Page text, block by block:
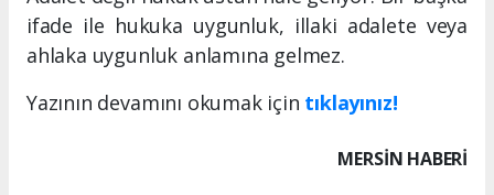
ifade ile hukuka uygunluk, illaki adalete veya
ahlaka uygunluk anlamına gelmez.
Yazının devamını okumak için tıklayınız!
MERSIN HABERİ